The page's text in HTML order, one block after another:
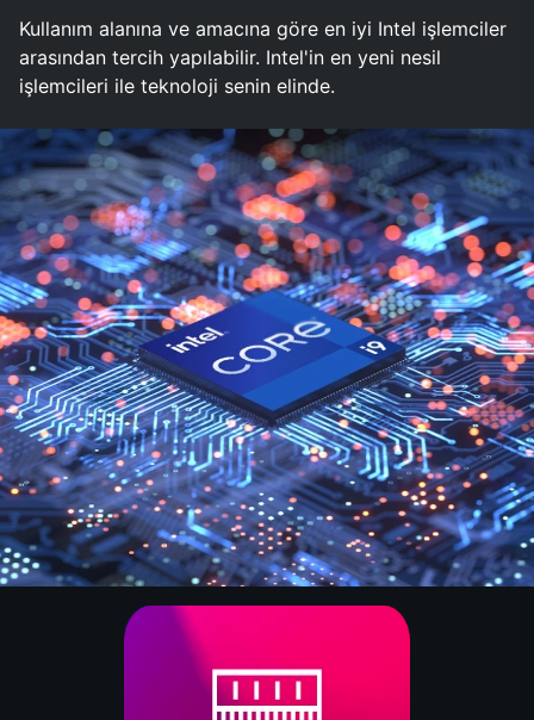
Kullanım alanına ve amacına göre en iyi Intel işlemciler
arasından tercih yapılabilir. Intel'in en yeni nesil
işlemcileri ile teknoloji senin elinde.